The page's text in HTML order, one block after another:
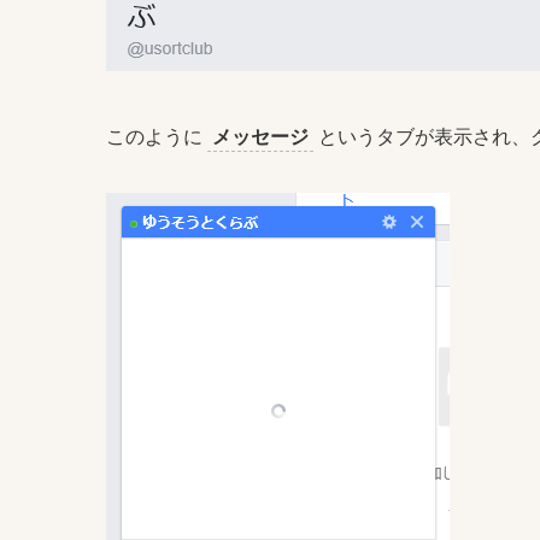
このように メッセージ というタブが表示され、